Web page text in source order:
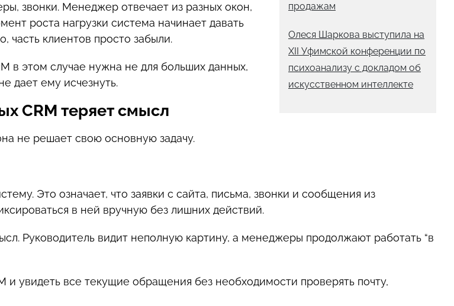
продажам
Олеся Шаркова выступила на
XII Уфимской конференции по
психоанализу с докладом об
искусственном интеллекте
звонки. Менеджер отвечает из разных окон,
роста нагрузки система начинает давать
часть клиентов просто забыли.
в этом случае нужна не для больших данных,
дает ему исчезнуть.
CRM теряет смысл
не решает свою основную задачу.
Это означает, что заявки с сайта, письма, звонки и сообщения из
в ней вручную без лишних действий.
Руководитель видит неполную картину, а менеджеры продолжают работать “в
и увидеть все текущие обращения без необходимости проверять почту,